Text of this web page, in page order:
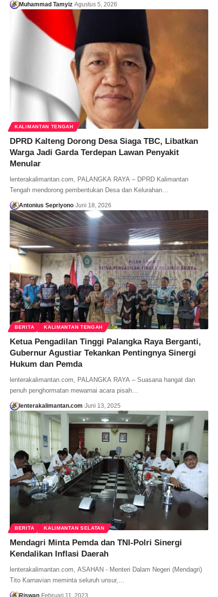
Muhammad Tamyiz Agustus 5, 2026
KALIMANTAN TENGAH
DPRD Kalteng Dorong Desa Siaga TBC, Libatkan
Warga Jadi Garda Terdepan Lawan Penyakit
Menular
lenterakalimantan.com, PALANGKA RAYA – DPRD Kalimantan
Tengah mendorong pembentukan Desa dan Kelurahan…
Antonius Sepriyono Juni 18, 2026
BERITA KALIMANTAN TENGAH
Ketua Pengadilan Tinggi Palangka Raya Berganti,
Gubernur Agustiar Tekankan Pentingnya Sinergi
Hukum dan Pemda
lenterakalimantan.com, PALANGKA RAYA – Suasana hangat dan
penuh penghormatan mewarnai acara pisah…
lenterakalimantan.com Juni 13, 2025
BERITA KALIMANTAN SELATAN
Mendagri Minta Pemda dan TNI-Polri Sinergi
Kendalikan Inflasi Daerah
lenterakalimantan.com, ASAHAN - Menteri Dalam Negeri (Mendagri)
Tito Karnavian meminta seluruh unsur,…
Riswan Februari 11, 2023